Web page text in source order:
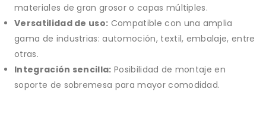
materiales de gran grosor o capas múltiples.
Versatilidad de uso: Compatible con una amplia
gama de industrias: automoción, textil, embalaje, entre
otras.
Integración sencilla: Posibilidad de montaje en
soporte de sobremesa para mayor comodidad.